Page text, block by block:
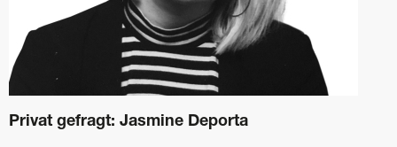
Privat gefragt: Jasmine Deporta